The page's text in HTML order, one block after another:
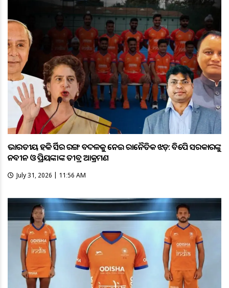
ଭାରତୀୟ ହକି ଜର୍ସିର ରଙ୍ଗ ବଦଳକୁ ନେଇ ରାଜନୈତିକ ଝଡ଼: ବିଜେପି ସରକାରଙ୍କୁ
ନବୀନ ଓ ପ୍ରିୟଙ୍କାଙ୍କ ତୀବ୍ର ଆକ୍ରମଣ
July 31, 2026 | 11:56 AM